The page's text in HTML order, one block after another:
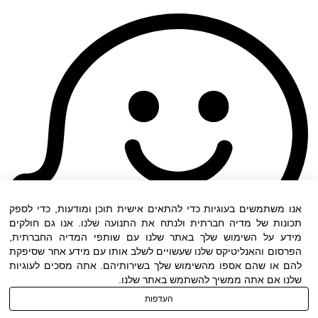
אנו משתמשים בעוגיות כדי להתאים אישית תוכן ומודעות, כדי לספק
תכונות של מדיה חברתית ולנתח את התנועה שלנו. אנו גם חולקים
מידע על השימוש שלך באתר שלנו עם שותפי המדיה החברתית,
הפרסום והאנליטיקס שלנו שעשויים לשלב אותו עם מידע אחר שסיפקת
להם או שהם אספו מהשימוש שלך בשירותיהם. אתה מסכים לעוגיות
שלנו אם אתה ממשיך להשתמש באתר שלנו.
העדפות